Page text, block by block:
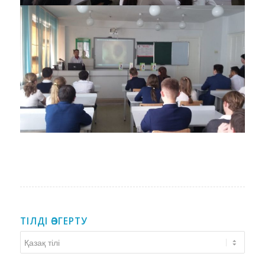
ТІЛДІ ӨЗГЕРТУ
өзгерту